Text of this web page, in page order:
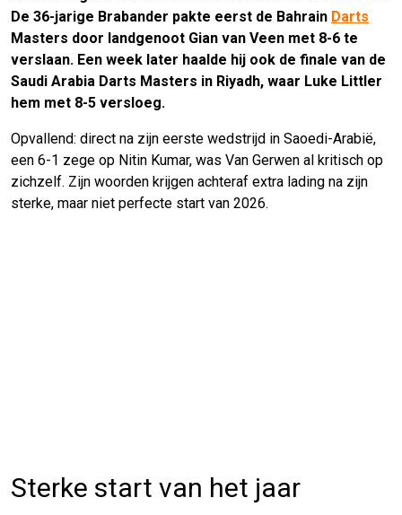
De 36-jarige Brabander pakte eerst de Bahrain Darts
Masters door landgenoot Gian van Veen met 8-6 te
verslaan. Een week later haalde hij ook de finale van de
Saudi Arabia Darts Masters in Riyadh, waar Luke Littler
hem met 8-5 versloeg.
Opvallend: direct na zijn eerste wedstrijd in Saoedi-Arabië,
een 6-1 zege op Nitin Kumar, was Van Gerwen al kritisch op
zichzelf. Zijn woorden krijgen achteraf extra lading na zijn
sterke, maar niet perfecte start van 2026.
Sterke start van het jaar